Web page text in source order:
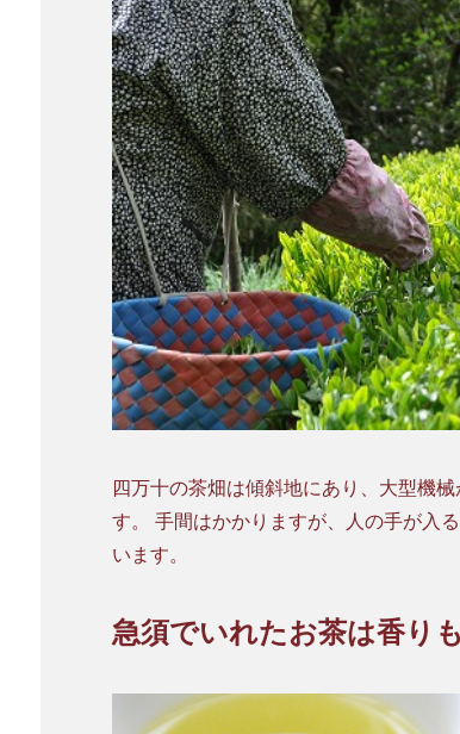
四万十の茶畑は傾斜地にあり、大型機械が入れません。 そのため、手
す。 手間はかかりますが、人の手が入ることで、古い葉がほとんど入らず、美味しさにつながって
います。
急須でいれたお茶は香り